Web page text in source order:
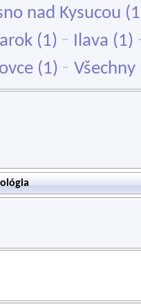
nad Kysucou
(1) - Ilava (1)
(1) -